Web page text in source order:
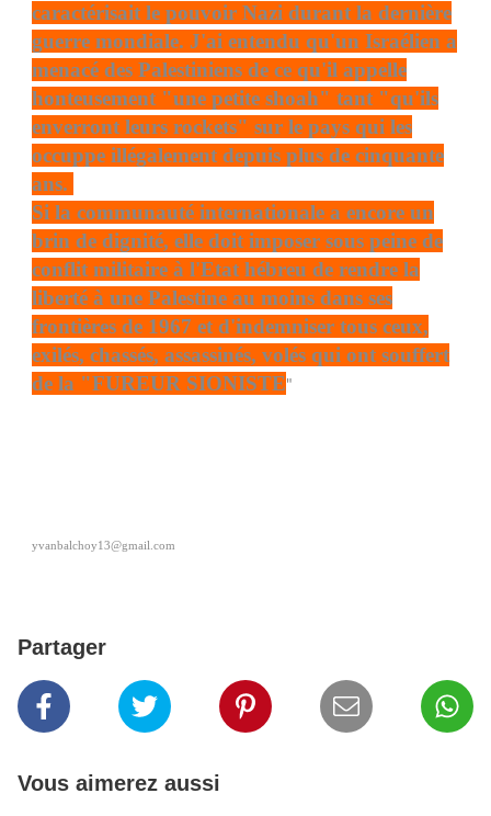
caractérisait le pouvoir Nazi durant la dernière
guerre mondiale. J'ai entendu qu'un Israélien a
menacé des Palestiniens de ce qu'il appelle
honteusement "une petite shoah" tant "qu'ils
enverront leurs rockets" sur le pays qui les
occuppe illégalement depuis plus de cinquante
ans.
Si la communauté internationale a encore un
brin de dignité, elle doit imposer sous peine de
conflit militaire à l'Etat hébreu de rendre la
liberté à une Palestine au moins dans ses
frontières de 1967 et d'indemniser tous ceux,
exilés, chassés, assassinés, volés qui ont souffert
de la "FUREUR SIONISTE"
yvanbalchoy13@gmail.com
Partager
Vous aimerez aussi